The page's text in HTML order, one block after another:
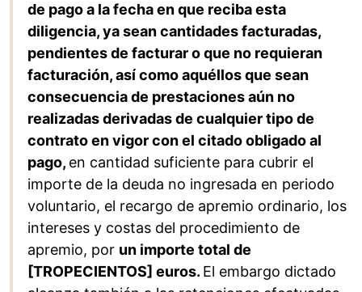
de pago a la fecha en que reciba esta
diligencia, ya sean cantidades facturadas,
pendientes de facturar o que no requieran
facturación, así como aquéllos que sean
consecuencia de prestaciones aún no
realizadas derivadas de cualquier tipo de
contrato en vigor con el citado obligado al
pago, en cantidad suficiente para cubrir el
importe de la deuda no ingresada en periodo
voluntario, el recargo de apremio ordinario, los
intereses y costas del procedimiento de
apremio, por un importe total de
[TROPECIENTOS] euros. El embargo dictado